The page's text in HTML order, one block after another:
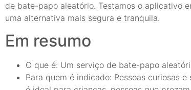
de bate-papo aleatório. Testamos o aplicativo
uma alternativa mais segura e tranquila.
Em resumo
O que é: Um serviço de bate-papo
Para quem é indicado: Pessoas curiosas